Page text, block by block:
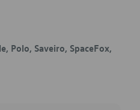
Polo, Saveiro, SpaceFox,